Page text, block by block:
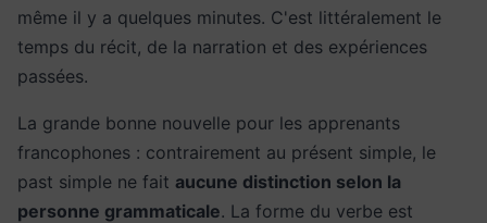
même il y a quelques minutes. C'est littéralement le
temps du récit, de la narration et des expériences
passées.
La grande bonne nouvelle pour les apprenants
francophones : contrairement au présent simple, le
past simple ne fait aucune distinction selon la
personne grammaticale. La forme du verbe est